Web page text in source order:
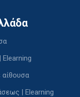
αίθουσα
| Elearning